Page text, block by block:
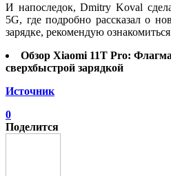
И напоследок, Dmitry Koval
5G, где подробно рассказал о
зарядке, рекомендую
Обзор Xiaomi 11T Pro:
сверхбыстрой зарядкой
Источник
0
Поделится